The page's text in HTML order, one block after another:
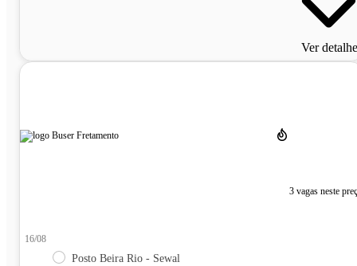
Ver
3 vagas neste
16/08
Posto Beira Rio - Sewal